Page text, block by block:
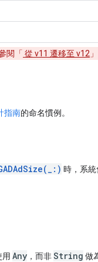
閱「 從 v11 遷移至 v12
指南的命名慣例。
時，系統
Any ，而非String 做